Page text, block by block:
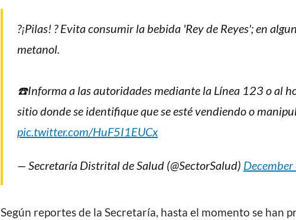
?¡Pilas! ? Evita consumir la bebida 'Rey de Reyes'; en
metanol.
☎️Informa a las autoridades mediante la Línea 123 o al
sitio donde se identifique que se esté vendiendo o
pic.twitter.com/HuF5I1EUCx
— Secretaría Distrital de Salud (@SectorSalud)
Según reportes de la Secretaría, hasta el momento se han